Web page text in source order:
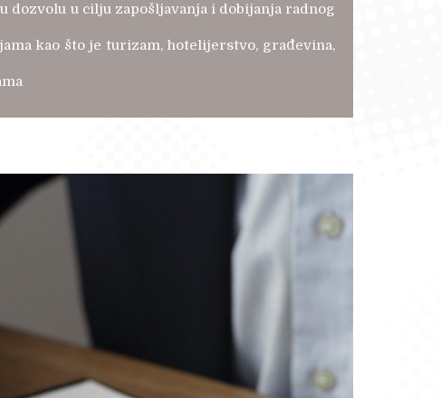
u cilju zapošljavanja i dobijanja radnog
kao što je turizam, hotelijerstvo, građevina,